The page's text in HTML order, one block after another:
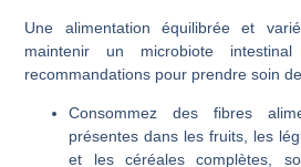
Une alimentation équilibrée et
maintenir un microbiote
recommandations pour prendre soin
Consommez des fibres
présentes dans les fruits, les
et les céréales complètes,